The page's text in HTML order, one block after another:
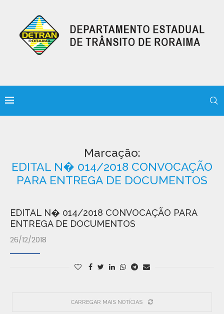
Marcação:
EDITAL N� 014/2018 CONVOCAÇÃO
PARA ENTREGA DE DOCUMENTOS
EDITAL N� 014/2018 CONVOCAÇÃO PARA
ENTREGA DE DOCUMENTOS
26/12/2018
CARREGAR MAIS NOTÍCIAS